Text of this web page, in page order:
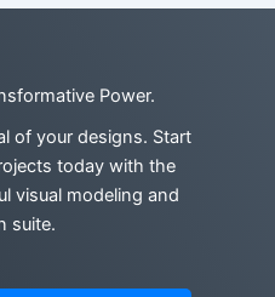
Power.
of your designs. Start
today with the
visual modeling and
suite.